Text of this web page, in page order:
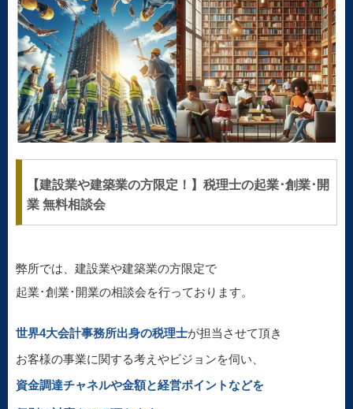
【建設業や建築業の方限定！】税理士の起業･創業･開
業 無料相談会
弊所では、建設業や建築業の方限定で
起業･創業･開業の相談会を行っております。
世界4大会計事務所出身の税理士が担当させて頂き
お客様の事業に関する考えやビジョンを伺い、
資金調達チャネルや金額と経営ポイントなどを